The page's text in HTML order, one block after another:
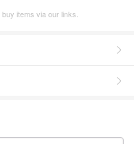
items via our links.